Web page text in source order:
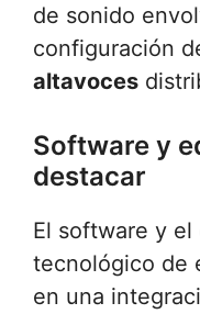
de sonido
configuración
altavoces
Software y
destacar
El software y
tecnológico de
en una